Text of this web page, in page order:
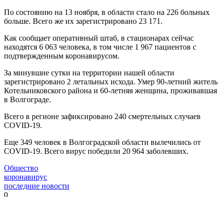
По состоянию на 13 ноября, в области стало на 226 больных
больше. Всего же их зарегистрировано 23 171.
Как сообщает оперативный штаб, в стационарах сейчас
находятся 6 063 человека, в том числе 1 967 пациентов с
подтвержденным коронавирусом.
За минувшие сутки на территории нашей области
зарегистрировано 2 летальных исхода. Умер 90-летний житель
Котельниковского района и 60-летняя женщина, проживавшая
в Волгограде.
Всего в регионе зафиксировано 240 смертельных случаев
СОVID-19.
Еще 349 человек в Волгоградской области вылечились от
COVID-19. Всего вирус победили 20 964 заболевших.
Общество
коронавирус
последние новости
0